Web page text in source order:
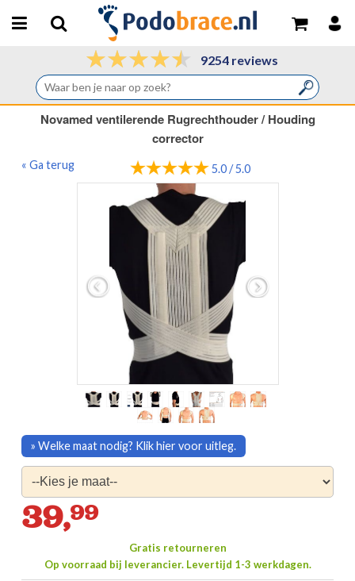
9254 reviews
Novamed ventilerende Rugrechthouder / Houding
corrector
« Ga terug 5.0 / 5.0
39,99
Gratis retourneren
Op voorraad bij leverancier.Levertijd 1-3 werkdagen.
» Welke maat nodig? Klik hier voor uitleg.